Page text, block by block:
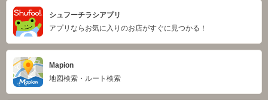
シュフーチラシアプリ
アプリならお気に入りのお店がすぐに見つかる！
Mapion
地図検索・ルート検索